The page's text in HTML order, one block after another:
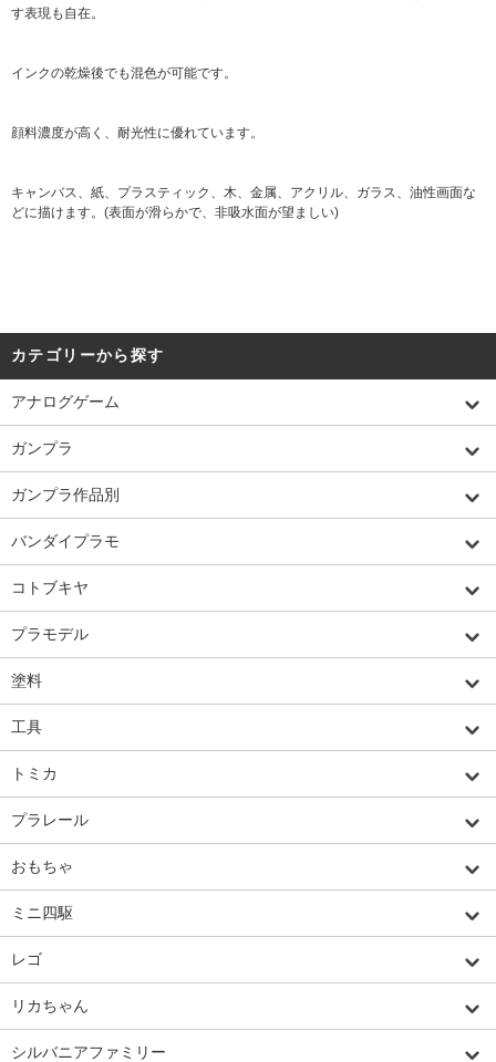
す表現も自在。
インクの乾燥後でも混色が可能です。
顔料濃度が高く、耐光性に優れています。
キャンバス、紙、プラスティック、木、金属、アクリル、ガラス、油性画面な
どに描けます。(表面が滑らかで、非吸水面が望ましい)
カテゴリーから探す
アナログゲーム
ガンプラ
ガンプラ作品別
バンダイプラモ
コトブキヤ
プラモデル
塗料
工具
トミカ
プラレール
おもちゃ
ミニ四駆
レゴ
リカちゃん
シルバニアファミリー